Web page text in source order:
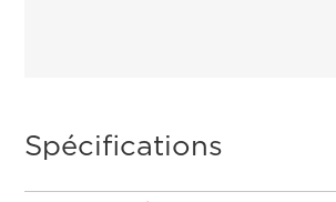
Spécifications